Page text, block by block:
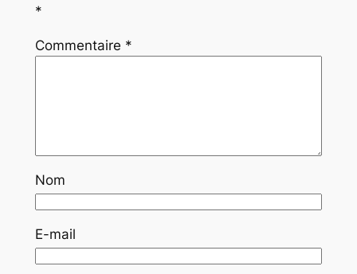
*
Commentaire *
Nom
E-mail